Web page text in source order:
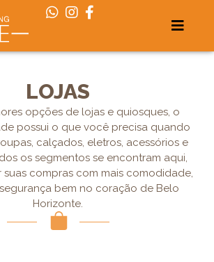
LOJAS
opções de lojas e quiosques, o
possui o que você precisa quando
calçados, eletros, acessórios e
os segmentos se encontram aqui,
suas compras com mais comodidade,
bem no coração de Belo
Horizonte.